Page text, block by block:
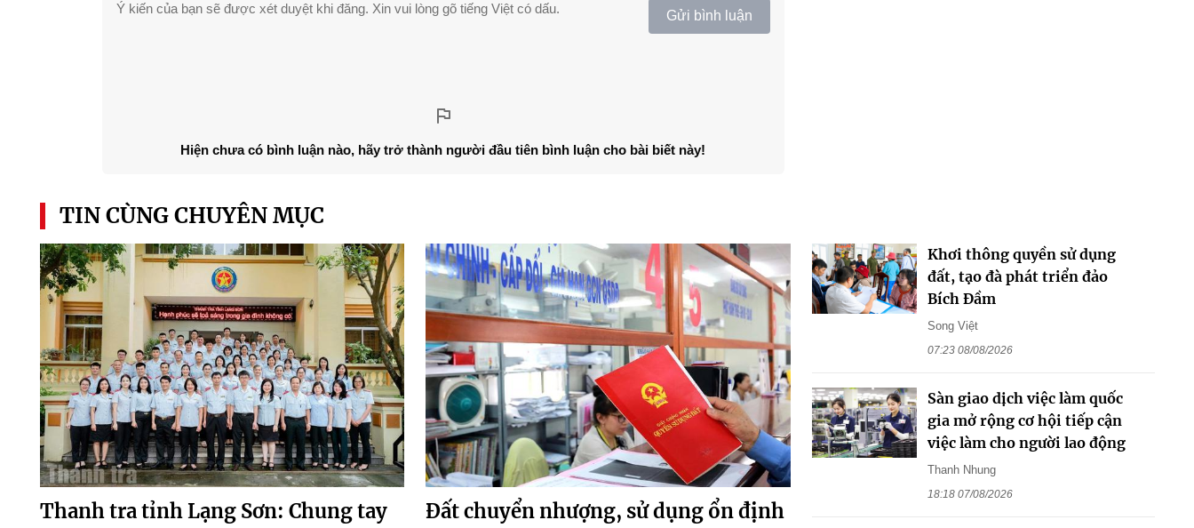
Ý kiến của bạn sẽ được xét duyệt khi đăng. Xin vui lòng gõ tiếng Việt có dấu. Gửi bình luận
Hiện chưa có bình luận nào, hãy trở thành người đầu tiên bình luận cho bài biết này!
TIN CÙNG CHUYÊN MỤC
Thanh tra tỉnh Lạng Sơn: Chung tay
Đất chuyển nhượng, sử dụng ổn định
Khơi thông quyền sử dụng
đất, tạo đà phát triển đảo
Bích Đầm
Song Việt
07:23 08/08/2026
Sàn giao dịch việc làm quốc
gia mở rộng cơ hội tiếp cận
việc làm cho người lao động
Thanh Nhung
18:18 07/08/2026